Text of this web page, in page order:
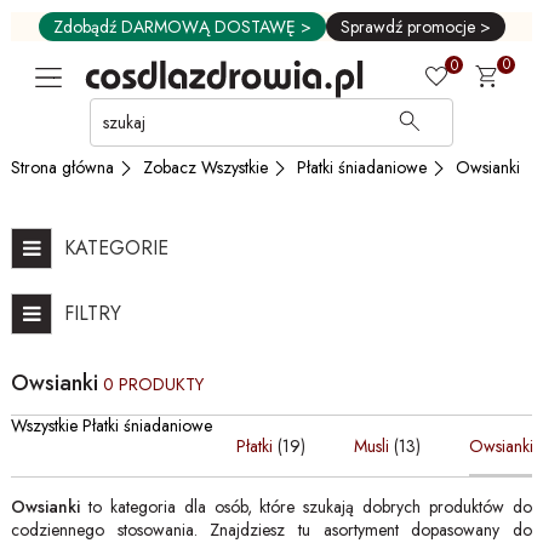
Przejdź
GŁÓWNEJ
ZAWARTOŚCI
PRODUKTÓW
MENU
UŻYTKOWNIKA
Zdobądź DARMOWĄ DOSTAWĘ > Sprawdź promocje >
0 0
Strona główna Zobacz Wszystkie Płatki śniadaniowe Owsianki
KATEGORIE
FILTRY
Owsianki 0 PRODUKTY
Wszystkie Płatki śniadaniowe
Płatki (19) Musli (13) Owsianki
Owsianki to kategoria dla osób, które szukają dobrych produktów do
codziennego stosowania. Znajdziesz tu asortyment dopasowany do